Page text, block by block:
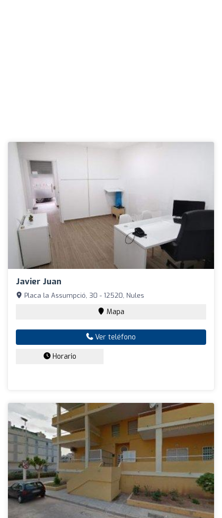
Javier Juan
Placa la Assumpció, 30 - 12520, Nules
Mapa
Ver teléfono
Horario